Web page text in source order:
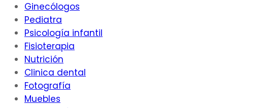
Ginecólogos
Pediatra
Psicología infantil
Fisioterapia
Nutrición
Clinica dental
Fotografía
Muebles